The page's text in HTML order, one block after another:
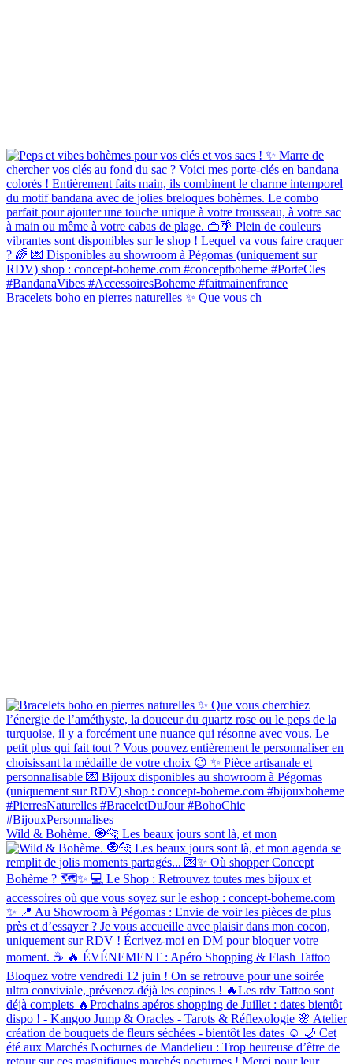
Bracelets boho en pierres naturelles ✨ Que vous ch
Wild & Bohème. 🧿🐆 Les beaux jours sont là, et mon